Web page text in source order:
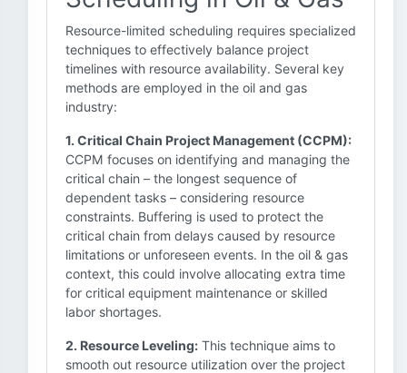
Resource-limited scheduling requires specialized
techniques to effectively balance project
timelines with resource availability. Several key
methods are employed in the oil and gas
industry:
1. Critical Chain Project Management (CCPM):
CCPM focuses on identifying and managing the
critical chain – the longest sequence of
dependent tasks – considering resource
constraints. Buffering is used to protect the
critical chain from delays caused by resource
limitations or unforeseen events. In the oil & gas
context, this could involve allocating extra time
for critical equipment maintenance or skilled
labor shortages.
2. Resource Leveling: This technique aims to
smooth out resource utilization over the project